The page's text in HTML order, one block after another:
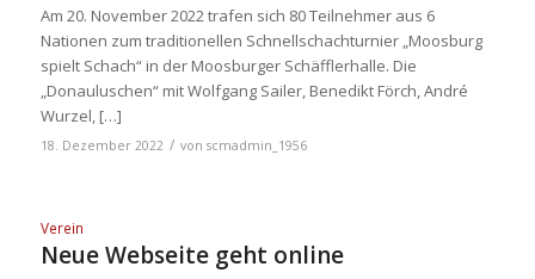
Am 20. November 2022 trafen sich 80 Teilnehmer aus 6
Nationen zum traditionellen Schnellschachturnier „Moosburg
spielt Schach“ in der Moosburger Schäfflerhalle. Die
„Donauluschen“ mit Wolfgang Sailer, Benedikt Förch, André
Wurzel, […]
18. Dezember 2022 / von scmadmin_1956
Verein
Neue Webseite geht online